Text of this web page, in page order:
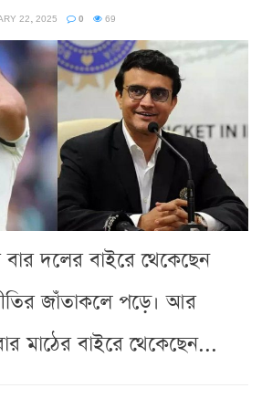
22, 2025 0 69
বার দলের বাইরে থেকেছেন
জাঁতাকলে পড়ে। আর
মাঠের বাইরে থেকেছেন...